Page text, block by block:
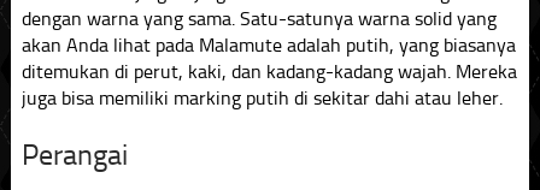
dengan warna yang sama. Satu-satunya warna solid yang
akan Anda lihat pada Malamute adalah putih, yang biasanya
ditemukan di perut, kaki, dan kadang-kadang wajah. Mereka
juga bisa memiliki marking putih di sekitar dahi atau leher.
Perangai